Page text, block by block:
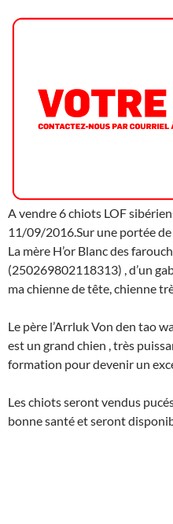
A vendre 6 chiots LOF
11/09/2016.Sur une portée de
La mère H’or Blanc des
(250269802118313) , d’un
ma chienne de tête, chienne
Le père l’Arrluk Von den tao
est un grand chien , très
formation pour devenir un
Les chiots seront vendus
bonne santé et seront